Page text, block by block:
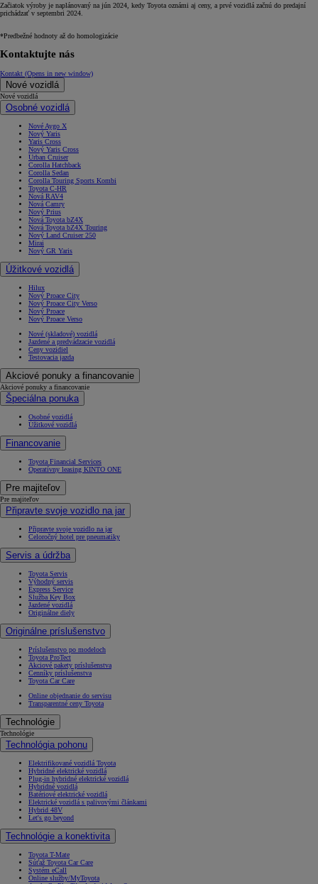
Začiatok výroby je naplánovaný na jún 2024, kedy Toyota oznámi aj ceny, a prvé vozidlá začnú do predajní
prichádzať v septembri 2024.
*Predbežné hodnoty až do homologizácie
Kontaktujte nás
Kontakt (Opens in new window)
Nové vozidlá
Nové vozidlá
Osobné vozidlá
Nové Aygo X
Nový Yaris
Yaris Cross
Nový Yaris Cross
Urban Cruiser
Corolla Hatchback
Corolla Sedan
Corolla Touring Sports Kombi
Toyota C-HR
Nová RAV4
Nová Camry
Nový Prius
Nová Toyota bZ4X
Nová Toyota bZ4X Touring
Nový Land Cruiser 250
Mirai
Nový GR Yaris
Úžitkové vozidlá
Hilux
Nový Proace City
Nový Proace City Verso
Nový Proace
Nový Proace Verso
Nové (skladové) vozidlá
Jazdené a predvádzacie vozidlá
Ceny vozidiel
Testovacia jazda
Akciové ponuky a financovanie
Akciové ponuky a financovanie
Špeciálna ponuka
Osobné vozidlá
Úžitkové vozidlá
Financovanie
Toyota Financial Services
Operatívny leasing KINTO ONE
Pre majiteľov
Pre majiteľov
Připravte svoje vozidlo na jar
Připravte svoje vozidlo na jar
Celoročný hotel pre pneumatiky
Servis a údržba
Toyota Servis
Výhodný servis
Express Service
Služba Key Box
Jazdené vozidlá
Originálne diely
Originálne príslušenstvo
Príslušenstvo po modeloch
Toyota ProTect
Akciové pakety príslušenstva
Cenníky príslušenstva
Toyota Car Care
Online objednanie do servisu
Transparentné ceny Toyota
Technológie
Technológie
Technológia pohonu
Elektrifikované vozidlá Toyota
Hybridné elektrické vozidlá
Plug-in hybridné elektrické vozidlá
Hybridné vozidlá
Batériové elektrické vozidlá
Elektrické vozidlá s palivovými článkami
Hybrid 48V
Let's go beyond
Technológie a konektivita
Toyota T-Mate
Súťaž Toyota Car Care
Systém eCall
Online služby/MyToyota